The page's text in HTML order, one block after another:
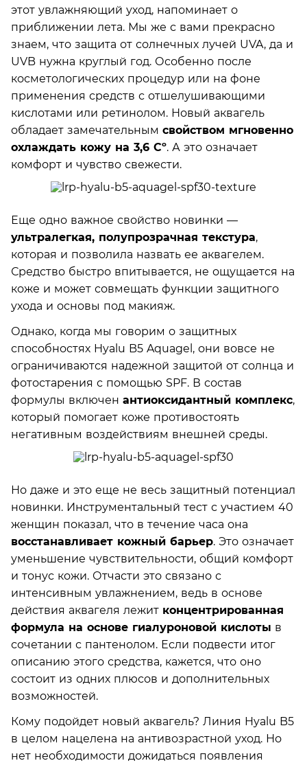
этот увлажняющий уход, напоминает о
приближении лета. Мы же с вами прекрасно
знаем, что защита от солнечных лучей UVA, да и
UVB нужна круглый год. Особенно после
косметологических процедур или на фоне
применения средств с отшелушивающими
кислотами или ретинолом. Новый аквагель
обладает замечательным свойством мгновенно
охлаждать кожу на 3,6 Cº. А это означает
комфорт и чувство свежести.
Еще одно важное свойство новинки —
ультралегкая, полупрозрачная текстура,
которая и позволила назвать ее аквагелем.
Средство быстро впитывается, не ощущается на
коже и может совмещать функции защитного
ухода и основы под макияж.
Однако, когда мы говорим о защитных
способностях Hyalu B5 Aquagel, они вовсе не
ограничиваются надежной защитой от солнца и
фотостарения с помощью SPF. В состав
формулы включен антиоксидантный комплекс,
который помогает коже противостоять
негативным воздействиям внешней среды.
Но даже и это еще не весь защитный потенциал
новинки. Инструментальный тест с участием 40
женщин показал, что в течение часа она
восстанавливает кожный барьер. Это означает
уменьшение чувствительности, общий комфорт
и тонус кожи. Отчасти это связано с
интенсивным увлажнением, ведь в основе
действия аквагеля лежит концентрированная
формула на основе гиалуроновой кислоты в
сочетании с пантенолом. Если подвести итог
описанию этого средства, кажется, что оно
состоит из одних плюсов и дополнительных
возможностей.
Кому подойдет новый аквагель? Линия Hyalu B5
в целом нацелена на антивозрастной уход. Но
нет необходимости дожидаться появления